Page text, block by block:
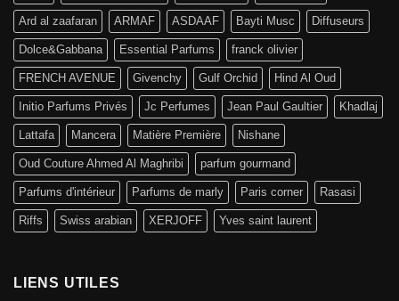
Ard al zaafaran ARMAF ASDAAF Bayti Musc Diffuseurs
Dolce&Gabbana Essential Parfums franck olivier
FRENCH AVENUE Givenchy Gulf Orchid Hind Al Oud
Initio Parfums Privés Jc Perfumes Jean Paul Gaultier Khadlaj
Lattafa Mancera Matière Première Nishane
Oud Couture Ahmed Al Maghribi parfum gourmand
Parfums d'intérieur Parfums de marly Paris corner Rasasi
Riffs Swiss arabian XERJOFF Yves saint laurent
LIENS UTILES